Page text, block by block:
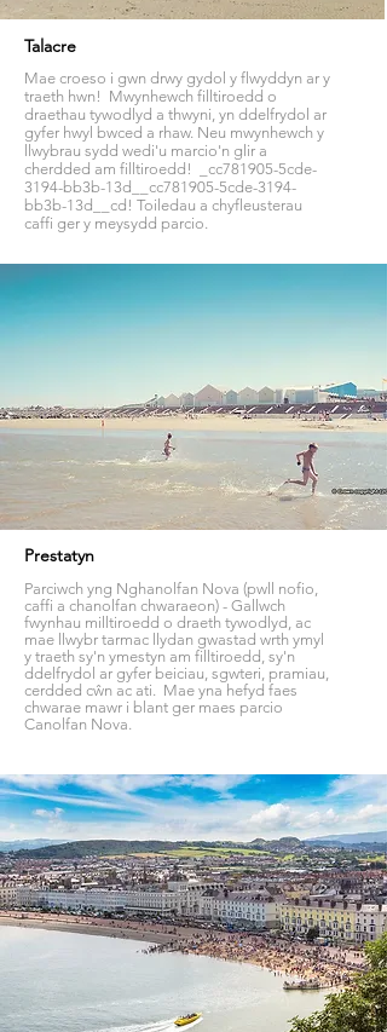
Talacre
Mae croeso i gwn drwy gydol y flwyddyn ar y
traeth hwn! Mwynhewch filltiroedd o
draethau tywodlyd a thwyni, yn ddelfrydol ar
gyfer hwyl bwced a rhaw. Neu mwynhewch y
llwybrau sydd wedi'u marcio'n glir a
cherdded am filltiroedd! _cc781905-5cde-
3194-bb3b-13d__cc781905-5cde-3194-
bb3b-13d__cd! Toiledau a chyfleusterau
caffi ger y meysydd parcio.
Prestatyn
Parciwch yng Nghanolfan Nova (pwll nofio,
caffi a chanolfan chwaraeon) - Gallwch
fwynhau milltiroedd o draeth tywodlyd, ac
mae llwybr tarmac llydan gwastad wrth ymyl
y traeth sy'n ymestyn am filltiroedd, sy'n
ddelfrydol ar gyfer beiciau, sgwteri, pramiau,
cerdded cŵn ac ati. Mae yna hefyd faes
chwarae mawr i blant ger maes parcio
Canolfan Nova.